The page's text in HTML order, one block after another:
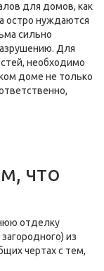
для домов, как
остро нуждаются
сильно
Для
необходимо
доме не только
что
отделку
из
чертах с тем,